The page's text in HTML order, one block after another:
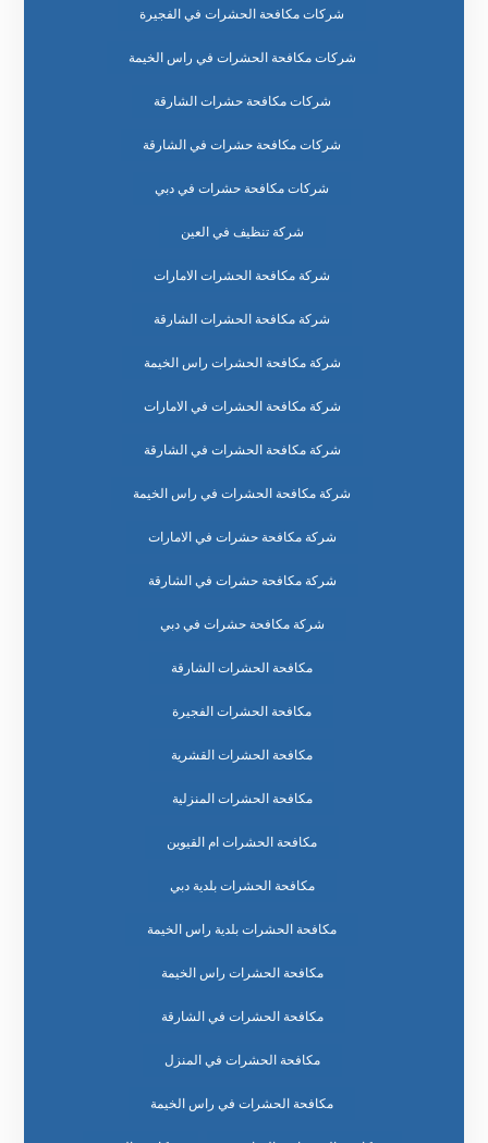
شركات مكافحة الحشرات في الفجيرة
شركات مكافحة الحشرات في راس الخيمة
شركات مكافحة حشرات الشارقة
شركات مكافحة حشرات في الشارقة
شركات مكافحة حشرات في دبي
شركة تنظيف في العين
شركة مكافحة الحشرات الامارات
شركة مكافحة الحشرات الشارقة
شركة مكافحة الحشرات راس الخيمة
شركة مكافحة الحشرات في الامارات
شركة مكافحة الحشرات في الشارقة
شركة مكافحة الحشرات في راس الخيمة
شركة مكافحة حشرات في الامارات
شركة مكافحة حشرات في الشارقة
شركة مكافحة حشرات في دبي
مكافحة الحشرات الشارقة
مكافحة الحشرات الفجيرة
مكافحة الحشرات القشرية
مكافحة الحشرات المنزلية
مكافحة الحشرات ام القيوين
مكافحة الحشرات بلدية دبي
مكافحة الحشرات بلدية راس الخيمة
مكافحة الحشرات راس الخيمة
مكافحة الحشرات في الشارقة
مكافحة الحشرات في المنزل
مكافحة الحشرات في راس الخيمة